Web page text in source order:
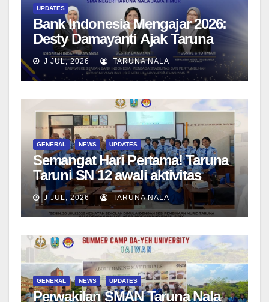
UPDATES
Bank Indonesia Mengajar 2026:
Desty Damayanti Ajak Taruna
SMAN Taruna Nala Jawa Timur
Menjadi Generasi Pemimpin
Berwawasan Global
J JUL, 2026 TARUNA NALA
GENERAL NEWS UPDATES
Semangat Hari Pertama! Taruna
Taruni SN 12 awali aktivitas
bersama Wali Kelas dan Tes
Asesmen Diagnostik
J JUL, 2026 TARUNA NALA
GENERAL NEWS UPDATES
Perwakilan SMAN Taruna Nala